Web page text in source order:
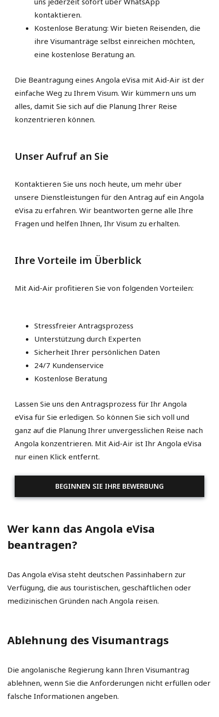
kontaktieren.
Kostenlose Beratung: Wir bieten Reisenden, die
ihre Visumanträge selbst einreichen möchten,
eine kostenlose Beratung an.
Die Beantragung eines Angola eVisa mit Aid-Air ist der
einfache Weg zu Ihrem Visum. Wir kümmern uns um
alles, damit Sie sich auf die Planung Ihrer Reise
konzentrieren können.
Unser Aufruf an Sie
Kontaktieren Sie uns noch heute, um mehr über
unsere Dienstleistungen für den Antrag auf ein Angola
eVisa zu erfahren. Wir beantworten gerne alle Ihre
Fragen und helfen Ihnen, Ihr Visum zu erhalten.
Ihre Vorteile im Überblick
Mit Aid-Air profitieren Sie von folgenden Vorteilen:
Stressfreier Antragsprozess
Unterstützung durch Experten
Sicherheit Ihrer persönlichen Daten
24/7 Kundenservice
Kostenlose Beratung
Lassen Sie uns den Antragsprozess für Ihr Angola
eVisa für Sie erledigen. So können Sie sich voll und
ganz auf die Planung Ihrer unvergesslichen Reise nach
Angola konzentrieren. Mit Aid-Air ist Ihr Angola eVisa
nur einen Klick entfernt.
BEGINNEN SIE IHRE BEWERBUNG
Wer kann das Angola eVisa
beantragen?
Das Angola eVisa steht deutschen Passinhabern zur
Verfügung, die aus touristischen, geschäftlichen oder
medizinischen Gründen nach Angola reisen.
Ablehnung des Visumantrags
Die angolanische Regierung kann Ihren Visumantrag
ablehnen, wenn Sie die Anforderungen nicht erfüllen oder
falsche Informationen angeben.